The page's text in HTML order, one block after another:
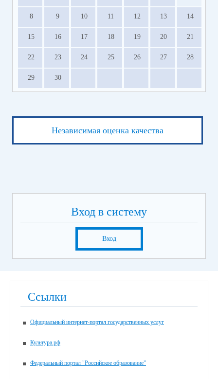
8 9 10 11 12 13 14
15 16 17 18 19 20 21
22 23 24 25 26 27 28
29 30
Независимая оценка качества
Вход в систему
Вход
Ссылки
Официальный интернет-портал государственных услуг
Культура.рф
Федеральный портал "Российское образование"